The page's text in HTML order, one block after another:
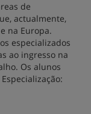
de
actualmente,
na Europa.
especializados
ao ingresso na
Os alunos